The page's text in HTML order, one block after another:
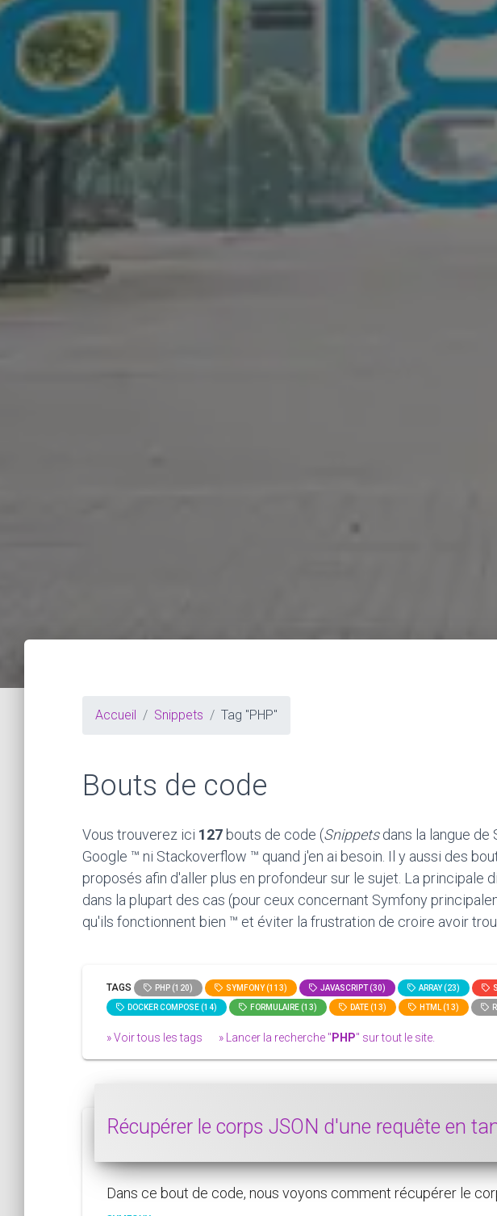
Accueil Snippets Tag "PHP"
Bouts de code
Vous trouverez ici 127 bouts de code (Snippetsdans la langue de
Google ™ ni Stackoverflow ™ quand j'en ai besoin. Il y aussi des
proposés afin d'aller plus en profondeur sur le sujet. La
dans la plupart des cas (pour ceux concernant Symfony
qu'ils fonctionnent bien ™ et éviter la frustration de croire avoir
TAGS PHP (120) SYMFONY (113) JAVASCRIPT (30) ARRAY (23)
DOCKER COMPOSE (14) FORMULAIRE (13) DATE (13) HTML (13)
» Voir tous les tags » Lancer la recherche " PHP" sur tout le site.
Récupérer le corps JSON d'une requête en
Dans ce bout de code, nous voyons comment récupérer le